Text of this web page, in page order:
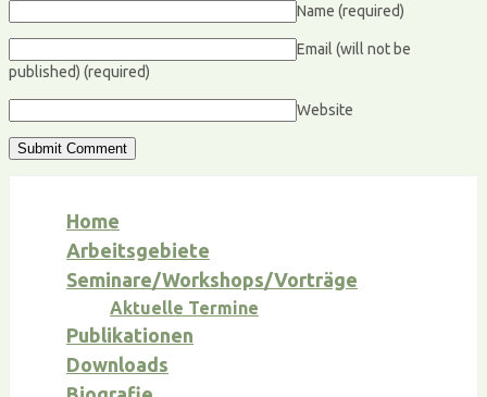
Name (required)
Email (will not be
published) (required)
Website
Home
Arbeitsgebiete
Seminare/Workshops/Vorträge
Aktuelle Termine
Publikationen
Downloads